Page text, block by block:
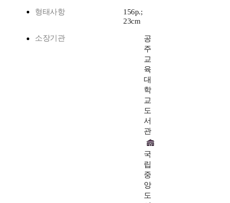
형태사항
156p.;
23cm
소장기관
공
주
교
육
대
학
교
도
서
관
국
립
중
앙
도